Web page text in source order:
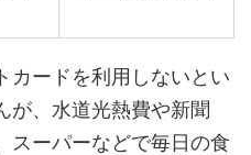
カードを利用しないとい
が、水道光熱費や新聞
スーパーなどで毎日の食